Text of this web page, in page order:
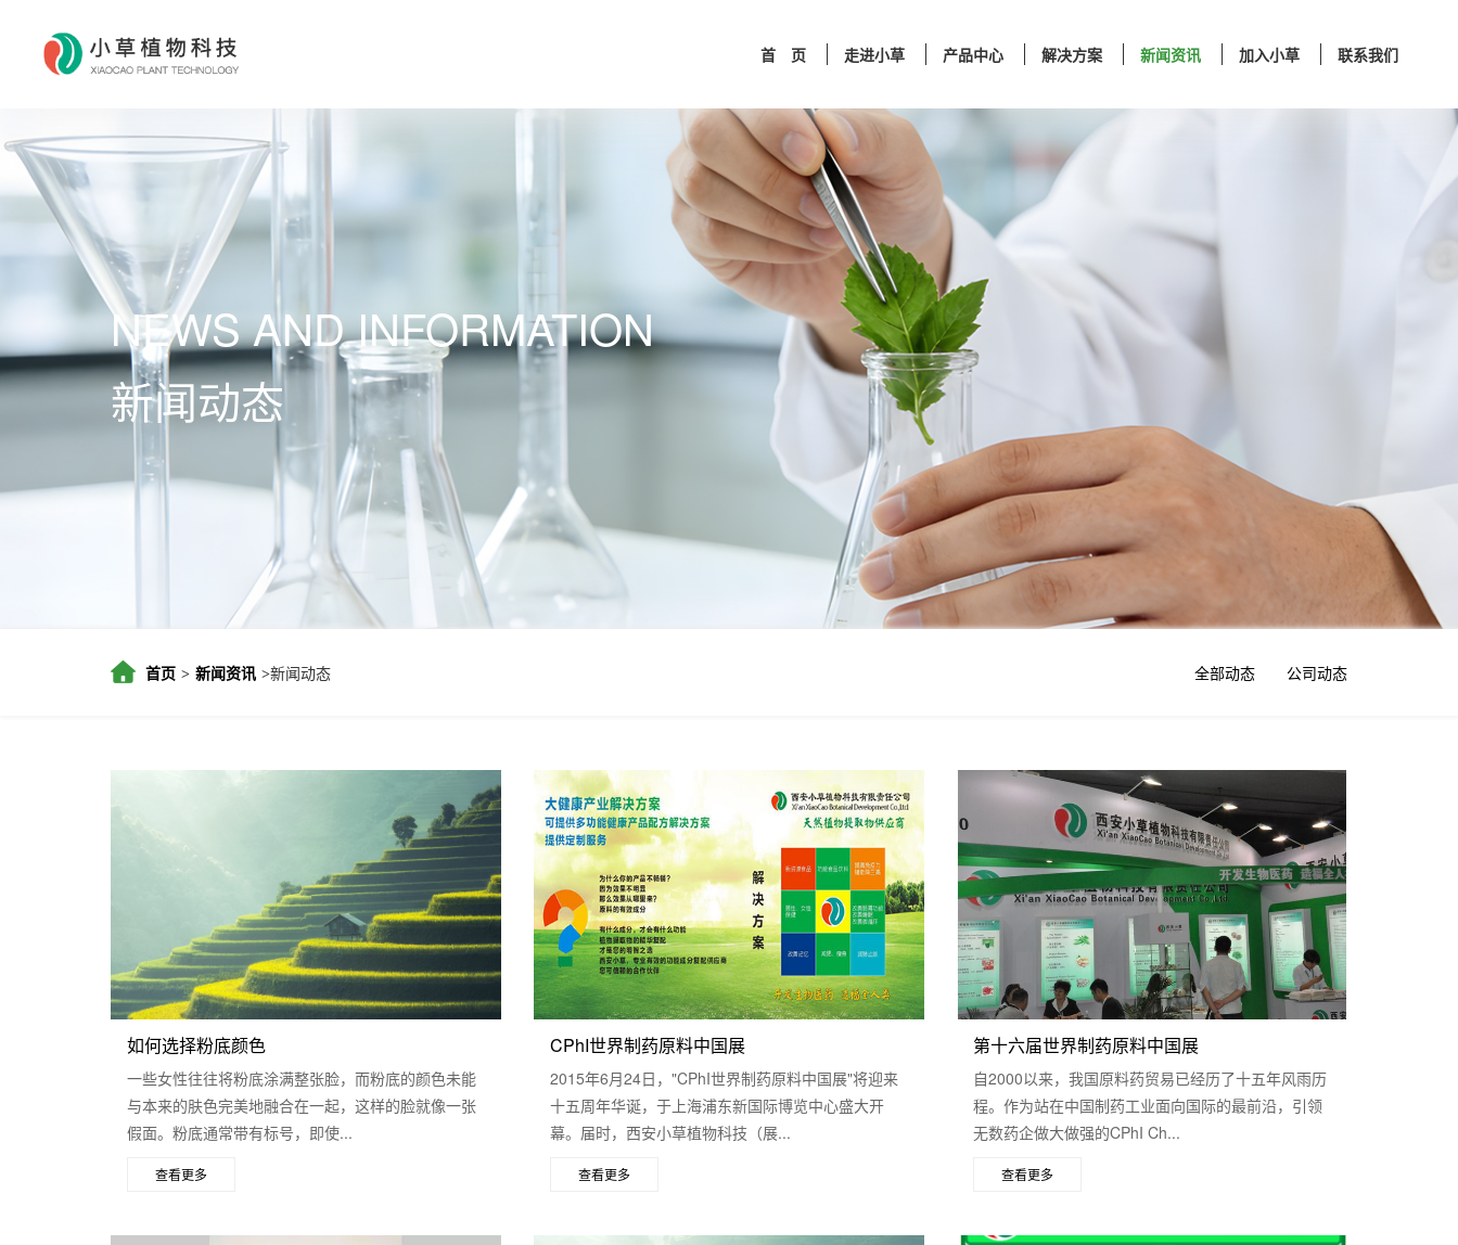
首 页 走进小草 产品中心 解决方案 新闻资讯 加入小草 联系我们
NEWS AND INFORMATION
新闻动态
首页 > 新闻资讯 >新闻动态 全部动态 公司动态
如何选择粉底颜色
一些女性往往将粉底涂满整张脸，而粉底的颜色未能
与本来的肤色完美地融合在一起，这样的脸就像一张
假面。粉底通常带有标号，即使...
查看更多
CPhI世界制药原料中国展
2015年6月24日，"CPhI世界制药原料中国展"将迎来
十五周年华诞，于上海浦东新国际博览中心盛大开
幕。届时，西安小草植物科技（展...
查看更多
第十六届世界制药原料中国展
自2000以来，我国原料药贸易已经历了十五年风雨历
程。作为站在中国制药工业面向国际的最前沿，引领
无数药企做大做强的CPhI Ch...
查看更多